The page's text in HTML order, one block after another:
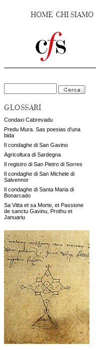
HOME CHI SIAMO
GLOSSARI
Condaxi Cabrevadu
Predu Mura. Sas poesias d'una
bida
Il condaghe di San Gavino
Agricoltura di Sardegna
Il registro di San Pietro di Sorres
Il condaghe di San Michele di
Salvennor
Il condaghe di Santa Maria di
Bonarcado
Sa Vitta et sa Morte, et Passione
de sanctu Gavinu, Prothu et
Januariu